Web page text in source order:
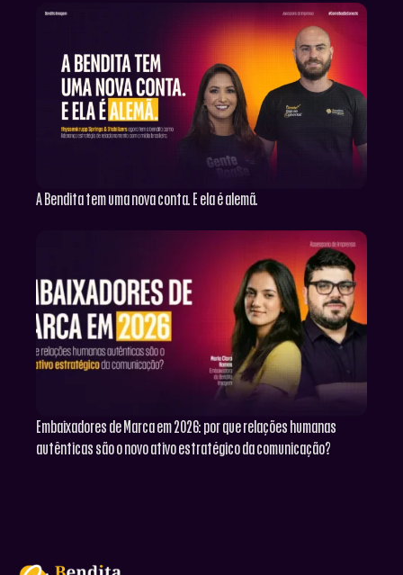
A Bendita tem uma nova conta. E ela é alemã.
Embaixadores de Marca em 2026: por que relações humanas
autênticas são o novo ativo estratégico da comunicação?